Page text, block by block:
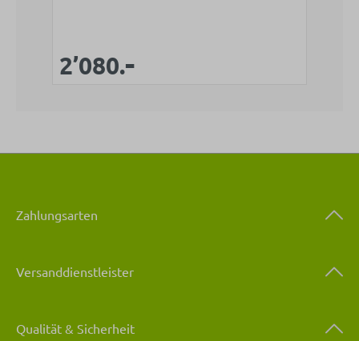
Verkaufspreis:
2’080.-
Zahlungsarten
Versanddienstleister
Qualität & Sicherheit